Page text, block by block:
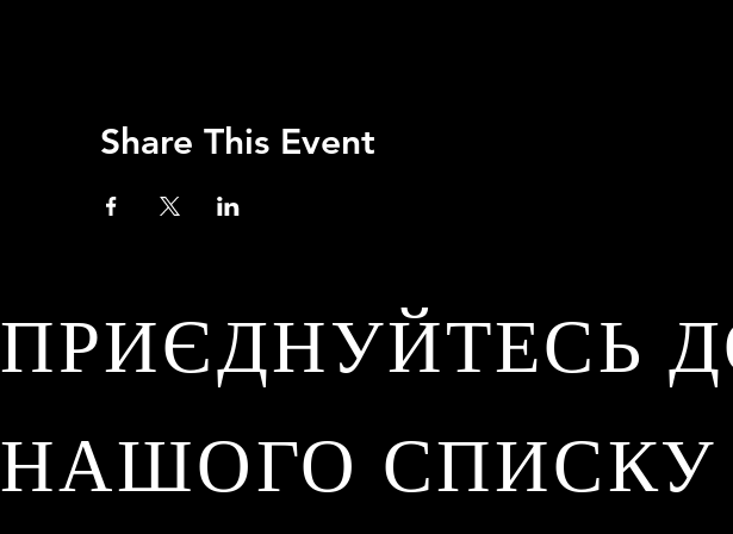
Share This Event
ПРИЄДНУЙТЕСЬ
НАШОГО СПИСКУ